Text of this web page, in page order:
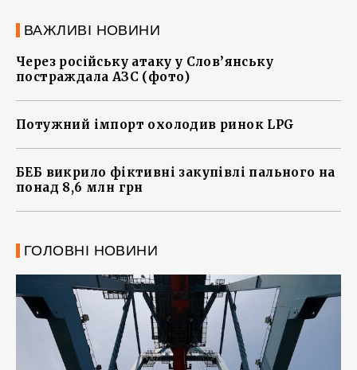
ВАЖЛИВІ НОВИНИ
Через російську атаку у Слов’янську
постраждала АЗС (фото)
Потужний імпорт охолодив ринок LPG
БЕБ викрило фіктивні закупівлі пального на
понад 8,6 млн грн
ГОЛОВНІ НОВИНИ